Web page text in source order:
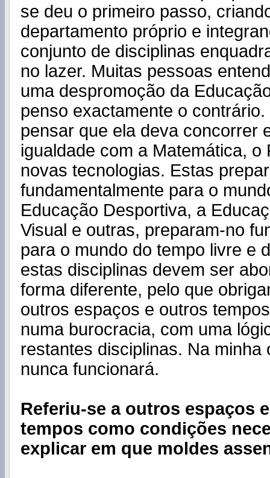
se deu o primeiro passo,
departamento próprio e
conjunto de disciplinas
no lazer. Muitas pessoas
uma despromoção da
penso exactamente o
pensar que ela deva concorrer
igualdade com a Matemática, o
novas tecnologias. Estas
fundamentalmente para o
Educação Desportiva, a
Visual e outras, preparam-no
para o mundo do tempo livre e
estas disciplinas devem ser
forma diferente, pelo que
outros espaços e outros
numa burocracia, com uma
restantes disciplinas. Na minha
nunca funcionará.
Referiu-se a outros espaços
tempos como condições
explicar em que moldes